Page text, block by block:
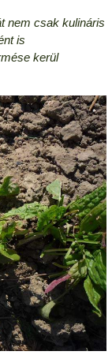
nem csak kulináris
is
kerül